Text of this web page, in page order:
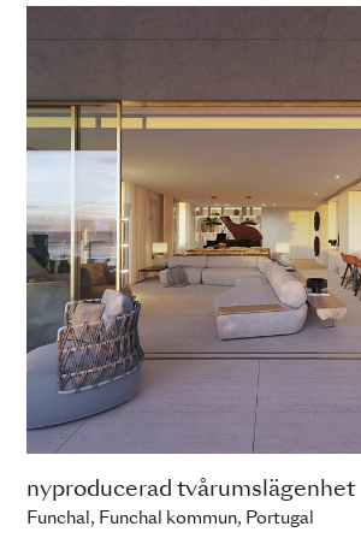
nyproducerad tvårumslägenhet
Funchal, Funchal kommun, Portugal